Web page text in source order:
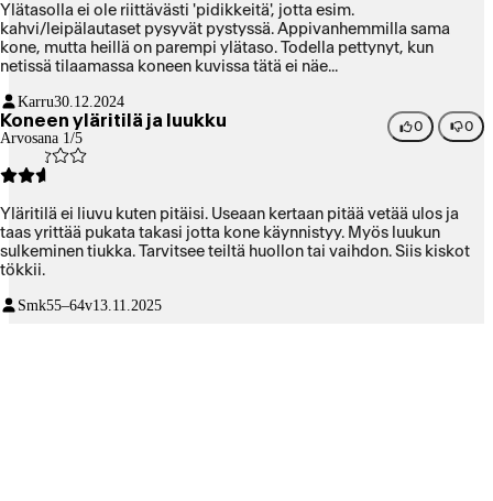
Ylätasolla ei ole riittävästi 'pidikkeitä', jotta esim.
kahvi/leipälautaset pysyvät pystyssä. Appivanhemmilla sama
kone, mutta heillä on parempi ylätaso. Todella pettynyt, kun
netissä tilaamassa koneen kuvissa tätä ei näe...
Karru30.12.2024
Koneen yläritilä ja luukku
Arvosana 1/5
0 0
Yläritilä ei liuvu kuten pitäisi. Useaan kertaan pitää vetää ulos ja
taas yrittää pukata takasi jotta kone käynnistyy. Myös luukun
sulkeminen tiukka. Tarvitsee teiltä huollon tai vaihdon. Siis kiskot
tökkii.
Smk55–64v13.11.2025